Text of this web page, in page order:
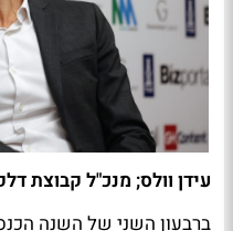
עידן וולס; מנכ"ל קבוצת